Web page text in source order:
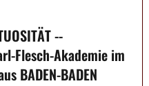
--
Flesch-Akademie im
BADEN-BADEN